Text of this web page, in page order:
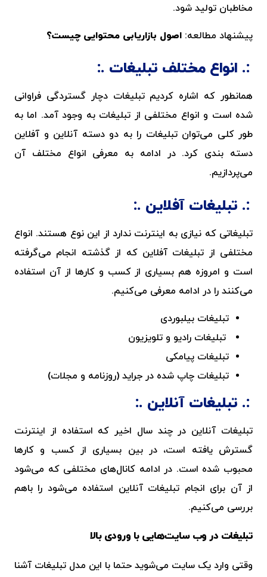
مخاطبان تولید شود.
پیشنهاد مطالعه: اصول بازاریابی محتوایی چیست؟
انواع مختلف تبلیغات
همانطور که اشاره کردیم تبلیغات دچار گستردگی فراوانی
شده است و انواع مختلفی از تبلیغات به وجود آمد. اما به
طور کلی می‌توان تبلیغات را به دو دسته آنلاین و آفلاین
دسته بندی کرد. در ادامه به معرفی انواع مختلف آن
می‌پردازیم.
تبلیغات آفلاین
تبلیغاتی که نیازی به اینترنت ندارد از این نوع هستند. انواع
مختلفی از تبلیغات آفلاین که از گذشته انجام می‌گرفته
است و امروزه هم بسیاری از کسب و کارها از آن استفاده
می‌کنند را در ادامه معرفی می‌کنیم.
تبلیغات بیلبوردی
تبلیغات رادیو و تلویزیون
تبلیغات پیامکی
تبلیغات چاپ شده در جراید (روزنامه و مجلات)
تبلیغات آنلاین
تبلیغات آنلاین در چند سال اخیر که استفاده از اینترنت
گسترش یافته است، در بین بسیاری از کسب و کارها
محبوب شده است. در ادامه کانال‌های مختلفی که می‌شود
از آن برای انجام تبلیغات آنلاین استفاده می‌شود را باهم
بررسی می‌کنیم.
تبلیغات در وب سایت‌هایی با ورودی بالا
وقتی وارد یک سایت می‌شوید حتما با این مدل تبلیغات آشنا